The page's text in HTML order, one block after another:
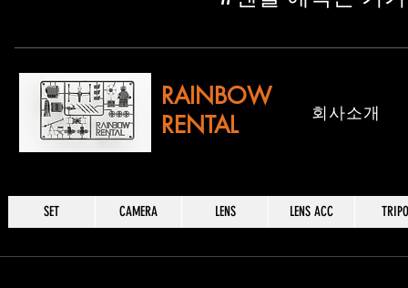
RAINBOW
RENTAL
​회사소개
SET CAMERA LENS LENS ACC